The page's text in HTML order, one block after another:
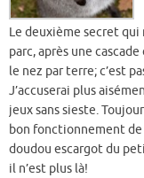
Le deuxième secret qui
parc, après une
le nez par terre; c’est
J’accuserai plus
jeux sans sieste.
bon fonctionnement de
doudou escargot du
il n’est plus là!